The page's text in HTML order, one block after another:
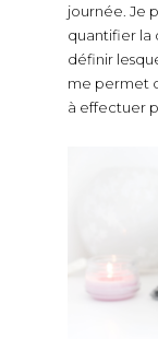
journée. Je
quantifier la
définir
me permet
à effectuer